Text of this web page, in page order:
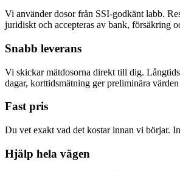
Vi använder dosor från SSI-godkänt labb.
juridiskt och accepteras av bank, försäkring
Snabb leverans
Vi skickar mätdosorna direkt till dig.
dagar, korttidsmätning ger preliminära
Fast pris
Du vet exakt vad det kostar innan vi börjar.
Hjälp hela vägen